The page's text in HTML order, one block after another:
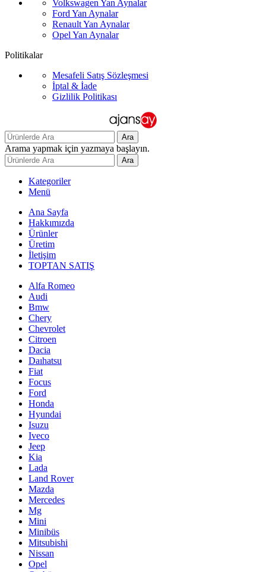
Volkswagen Yan Aynalar
Ford Yan Aynalar
Renault Yan Aynalar
Opel Yan Aynalar
Politikalar
Mesafeli Satış Sözleşmesi
İptal & İade
Gizlilik Politikası
Ara
Arama yapmak için yazmaya başlayın.
Ara
Kategoriler
Menü
Ana Sayfa
Hakkımızda
Ürünler
Üretim
İletişim
TOPTAN SATIŞ
Alfa Romeo
Audi
Bmw
Chery
Chevrolet
Citroen
Dacia
Daıhatsu
Fiat
Focus
Ford
Honda
Hyundai
Isuzu
Iveco
Jeep
Kia
Lada
Land Rover
Mazda
Mercedes
Mg
Mini
Minibüs
Mitsubishi
Nissan
Opel